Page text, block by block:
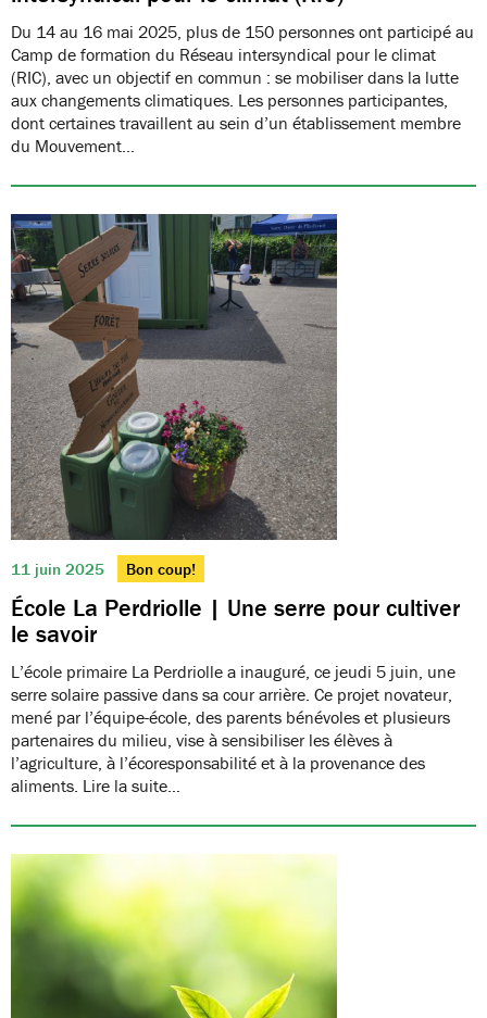
Du 14 au 16 mai 2025, plus de 150 personnes ont participé au
Camp de formation du Réseau intersyndical pour le climat
(RIC), avec un objectif en commun : se mobiliser dans la lutte
aux changements climatiques. Les personnes participantes,
dont certaines travaillent au sein d’un établissement membre
du Mouvement…
11 juin 2025 Bon coup!
École La Perdriolle | Une serre pour cultiver
le savoir
L’école primaire La Perdriolle a inauguré, ce jeudi 5 juin, une
serre solaire passive dans sa cour arrière. Ce projet novateur,
mené par l’équipe-école, des parents bénévoles et plusieurs
partenaires du milieu, vise à sensibiliser les élèves à
l’agriculture, à l’écoresponsabilité et à la provenance des
aliments. Lire la suite…